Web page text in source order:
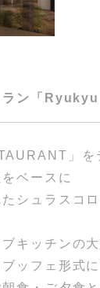
ラン「
」
ベースに
シュラスコ
キッチンの
ッフェ形式